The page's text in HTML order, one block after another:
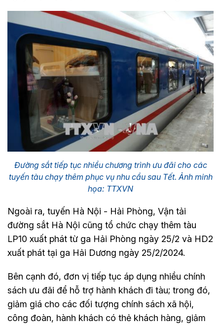
Đường sắt tiếp tục nhiều chương trình ưu đãi cho các
tuyến tàu chạy thêm phục vụ nhu cầu sau Tết. Ảnh minh
họa: TTXVN
Ngoài ra, tuyến Hà Nội - Hải Phòng, Vận tải
đường sắt Hà Nội cũng tổ chức chạy thêm tàu
LP10 xuất phát từ ga Hải Phòng ngày 25/2 và HD2
xuất phát tại ga Hải Dương ngày 25/2/2024.
Bên cạnh đó, đơn vị tiếp tục áp dụng nhiều chính
sách ưu đãi để hỗ trợ hành khách đi tàu; trong đó,
giảm giá cho các đối tượng chính sách xã hội,
công đoàn, hành khách có thẻ khách hàng, giảm